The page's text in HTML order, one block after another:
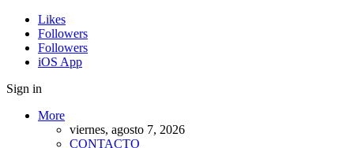
Likes
Followers
Followers
iOS App
Sign in
More
viernes, agosto 7, 2026
CONTACTO